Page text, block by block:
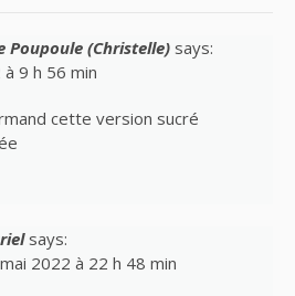
Poupoule (Christelle) says:
9 h 56 min
cette version sucré
says:
2022 à 22 h 48 min